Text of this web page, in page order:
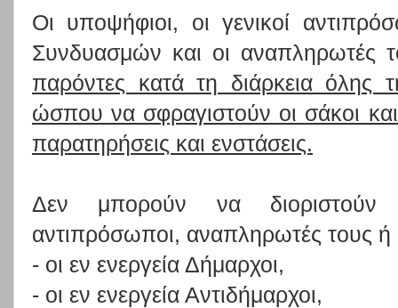
Οι υποψήφιοι, οι γενικοί
Συνδυασμών και οι αναπληρωτές
παρόντες κατά τη διάρκεια όλης
ώσπου να σφραγιστούν οι σάκοι
παρατηρήσεις και ενστάσεις.
Δεν μπορούν να διοριστούν
αντιπρόσωποι, αναπληρωτές τους
- οι εν ενεργεία Δήμαρχοι,
- οι εν ενεργεία Αντιδήμαρχοι,